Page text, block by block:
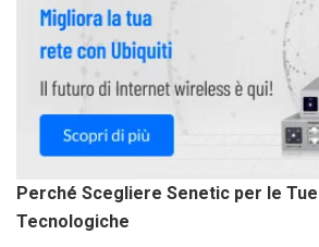
Perché Scegliere Senetic per le
Tecnologiche